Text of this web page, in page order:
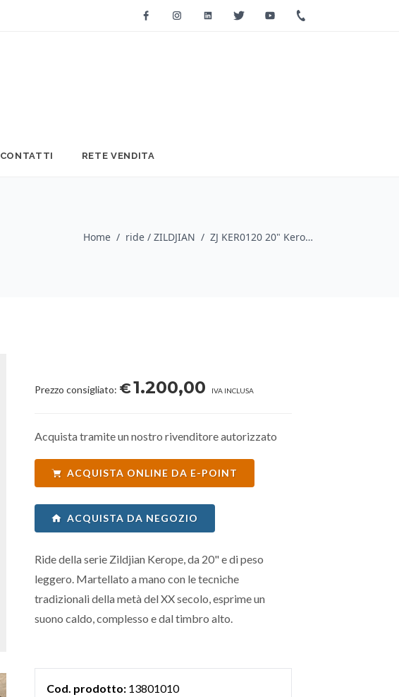
FacebookInstagramLinkedinTwitter Youtube
CONTATTI RETE VENDITA
Home / ride / ZILDJIAN / ZJ KER0120 20" Kerope Thin High Ride
Prezzo consigliato: €1.200,00 IVA INCLUSA
Acquista tramite un nostro rivenditore autorizzato
ACQUISTA ONLINE DA E-POINT
ACQUISTA DA NEGOZIO
Ride della serie Zildjian Kerope, da 20" e di peso
leggero. Martellato a mano con le tecniche
tradizionali della metà del XX secolo, esprime un
suono caldo, complesso e dal timbro alto.
Cod. prodotto: 13801010